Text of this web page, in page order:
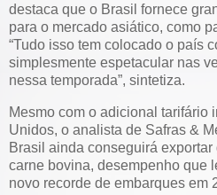
destaca que o Brasil fornece
para o mercado asiático, como
“Tudo isso tem colocado o país
simplesmente espetacular nas
nessa temporada”, sintetiza.
Mesmo com o adicional tarifário
Unidos, o analista de Safras &
Brasil ainda conseguirá
carne bovina, desempenho que
novo recorde de embarques em